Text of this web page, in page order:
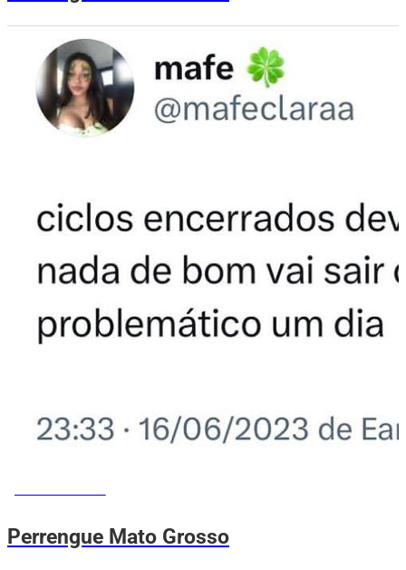
Perrengue Mato Grosso